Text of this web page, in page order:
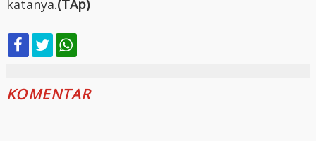
katanya.(TAp)
KOMENTAR